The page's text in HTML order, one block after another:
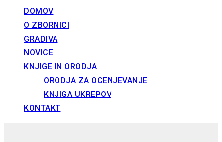
DOMOV
O ZBORNICI
GRADIVA
NOVICE
KNJIGE IN ORODJA
ORODJA ZA OCENJEVANJE
KNJIGA UKREPOV
KONTAKT